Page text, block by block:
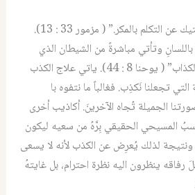
صُنّْ لسانك عن الشر وشفتيك عن التكلم بالمكر.” ( مزمور 33 : 13).
وتأتي مباشرةً من الشيطان الذي
يُسميه الكتاب المقدس “الكذاب” ( يوحنا 8 : 44). ياتي علاج الكذب
تجعلنا نَكذِب. فغالباً ما نتفوه با
الجميلة تُجاه الآخرينَ. أكاذيب أخرى
المسيحي الحقيقي بِرَّهُ من سعيه ليكون
ونتيجة لذلك يُعرِض عن الكذب لأنه لا يسعى
ينظرون اليه نظرة احترام، بل غايتهُ